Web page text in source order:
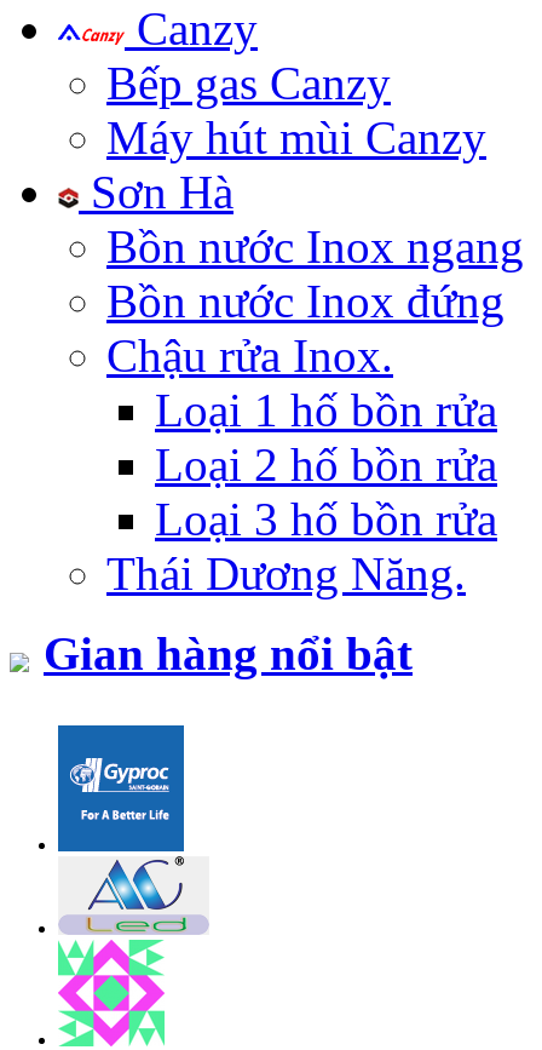
Canzy
Bếp gas Canzy
Máy hút mùi Canzy
Sơn Hà
Bồn nước Inox ngang
Bồn nước Inox đứng
Chậu rửa Inox.
Loại 1 hố bồn rửa
Loại 2 hố bồn rửa
Loại 3 hố bồn rửa
Thái Dương Năng.
Gian hàng nổi bật